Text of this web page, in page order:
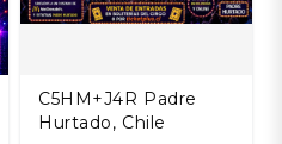
C5HM+J4R Padre
Hurtado, Chile